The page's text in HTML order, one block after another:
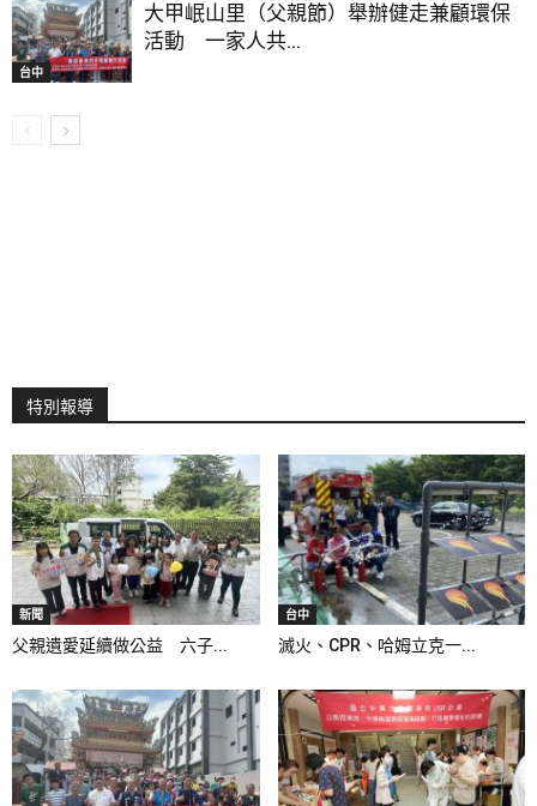
台中
大甲岷山里（父親節）舉辦健走兼顧環保
活動 一家人共...
特別報導
新聞
父親遺愛延續做公益 六子...
台中
滅火、CPR、哈姆立克一...